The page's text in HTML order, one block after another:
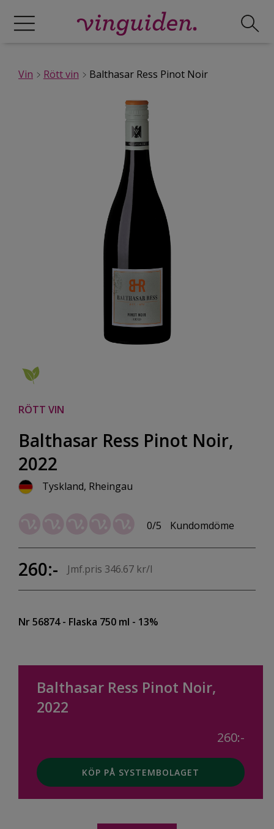
Vin Rött vin Balthasar Ress Pinot Noir
RÖTT VIN
Balthasar Ress Pinot Noir,
2022
Tyskland, Rheingau
0/5 Kundomdöme
260:- Jmf.pris 346.67 kr/l
Nr 56874 - Flaska 750 ml - 13%
Balthasar Ress Pinot Noir,
2022
260:-
KÖP PÅ SYSTEMBOLAGET